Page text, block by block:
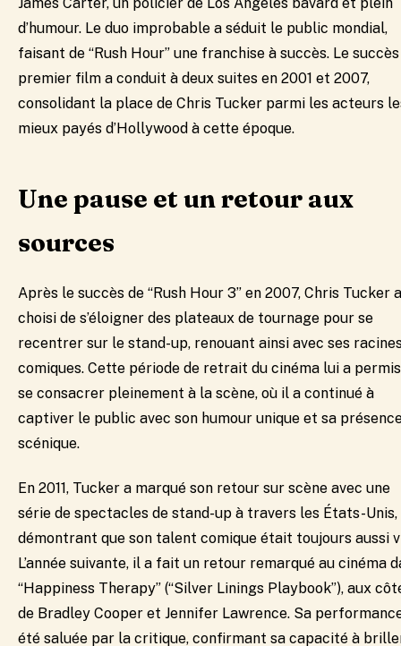
James Carter, un policier de Los Angeles bavard et plein
d’humour. Le duo improbable a séduit le public mondial,
faisant de “Rush Hour” une franchise à succès. Le
premier film a conduit à deux suites en 2001 et 2007,
consolidant la place de Chris Tucker parmi les acteurs
mieux payés d’Hollywood à cette époque.
Une pause et un retour aux
sources
​Après le succès de “Rush Hour 3” en 2007, Chris Tucker a
choisi de s’éloigner des plateaux de tournage pour se
recentrer sur le stand-up, renouant ainsi avec ses
comiques. Cette période de retrait du cinéma lui a
se consacrer pleinement à la scène, où il a continué à
captiver le public avec son humour unique et sa
scénique.​
En 2011, Tucker a marqué son retour sur scène avec une
série de spectacles de stand-up à travers les États-Unis,
démontrant que son talent comique était toujours aussi
L’année suivante, il a fait un retour remarqué au cinéma
“Happiness Therapy” (“Silver Linings Playbook”), aux
de Bradley Cooper et Jennifer Lawrence. Sa
été saluée par la critique, confirmant sa capacité à